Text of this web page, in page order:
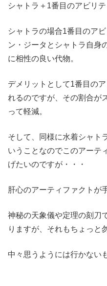
シャトラ＋1番目のアビリ
シャトラの場合1番目のア
ン・ジータとシャトラ自身
に相性の良い代物。
デメリットとして1番目の
れるのですが、その割合が
って軽減。
そして、同様に水着シャト
いうことなのでこのアーテ
げたいのですが・・・
肝心のアーティファクトが
神秘の天象儀や定理の刻刀
りますが、それもちょっと
中々思うようには行かない